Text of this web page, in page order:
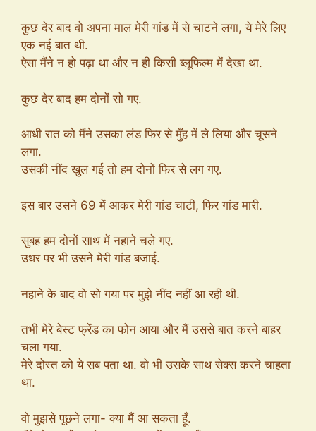
कुछ देर बाद वो अपना माल मेरी गांड में से चाटने लगा, ये मेरे लिए
एक नई बात थी.
ऐसा मैंने न हो पढ़ा था और न ही किसी ब्लूफिल्म में देखा था.
कुछ देर बाद हम दोनों सो गए.
आधी रात को मैंने उसका लंड फिर से मुँह में ले लिया और चूसने
लगा.
उसकी नींद खुल गई तो हम दोनों फिर से लग गए.
इस बार उसने 69 में आकर मेरी गांड चाटी, फिर गांड मारी.
सुबह हम दोनों साथ में नहाने चले गए.
उधर पर भी उसने मेरी गांड बजाई.
नहाने के बाद वो सो गया पर मुझे नींद नहीं आ रही थी.
तभी मेरे बेस्ट फ्रेंड का फोन आया और मैं उससे बात करने बाहर
चला गया.
मेरे दोस्त को ये सब पता था. वो भी उसके साथ सेक्स करने चाहता
था.
वो मुझसे पूछने लगा- क्या मैं आ सकता हूँ.